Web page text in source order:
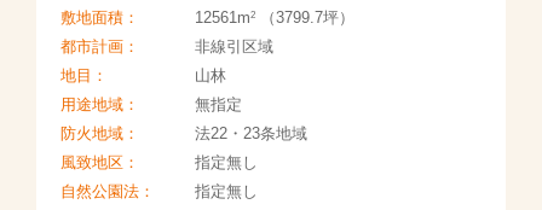
敷地面積：
12561m2（3799.7坪）
都市計画：
非線引区域
地目：
山林
用途地域：
無指定
防火地域：
法22・23条地域
風致地区：
指定無し
自然公園法：
指定無し